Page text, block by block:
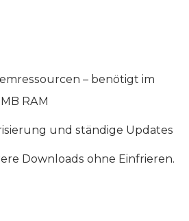
– benötigt im
RAM
und ständige Updates
Downloads ohne Einfrieren.